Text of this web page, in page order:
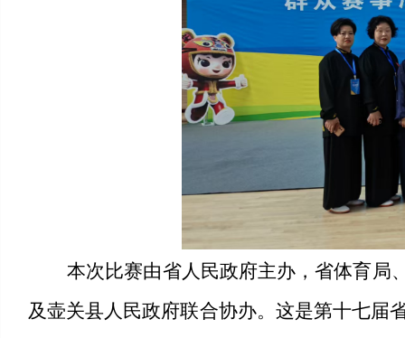
本次 比赛由省人民政府主办，省体育局
及壶关县人民政府联合协办。这是第十七届